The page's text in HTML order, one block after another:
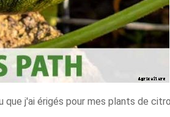
que j'ai érigés pour mes plants de